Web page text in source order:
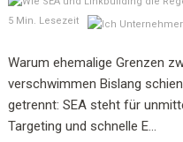
5 Min. Lesezeit
Warum ehemalige Grenzen
verschwimmen Bislang
getrennt: SEA steht für
Targeting und schnelle E...